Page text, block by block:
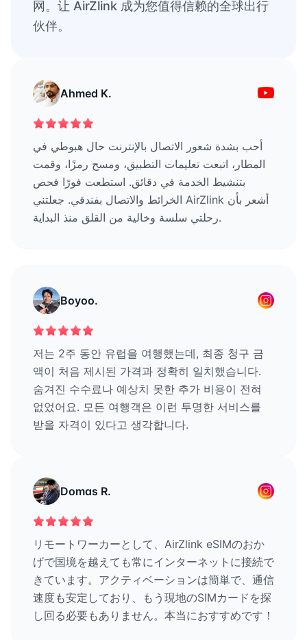
网。让 AirZlink 成为您值得信赖的全球出行
伙伴。
Ahmed K.
أحب بشدة شعور الاتصال بالإنترنت حال هبوطي في
المطار، اتبعت تعليمات التطبيق، ومسح رمزًا، وقمت
بتنشيط الخدمة في دقائق. استطعت فورًا فحص
الخرائط والاتصال بفندقي. جعلتني AirZlink أشعر بأن
رحلتي سلسة وخالية من القلق منذ البداية.
Boyoo.
저는 2주 동안 유럽을 여행했는데, 최종 청구 금
액이 처음 제시된 가격과 정확히 일치했습니다.
숨겨진 수수료나 예상치 못한 추가 비용이 전혀
없었어요. 모든 여행객은 이런 투명한 서비스를
받을 자격이 있다고 생각합니다.
Domas R.
リモートワーカーとして、AirZlink eSIMのおか
げで国境を越えても常にインターネットに接続で
きています。アクティベーションは簡単で、通信
速度も安定しており、もう現地のSIMカードを探
し回る必要もありません。本当におすすめです！